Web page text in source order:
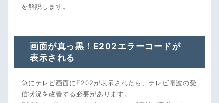
を解説します。
画面が真っ黒！E202エラーコードが
表示される
急にテレビ画面にE202が表示されたら、テレビ電波の受
信状況を改善する必要があります。